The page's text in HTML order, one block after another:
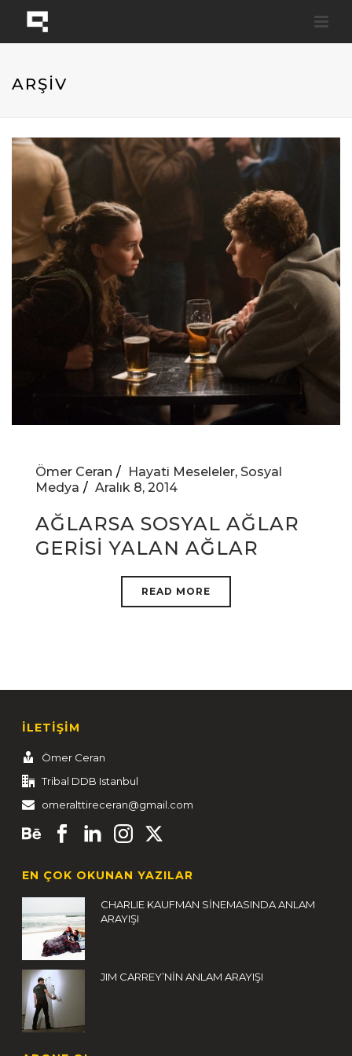
ARŞİV
Ömer Ceran Hayati Meseleler, Sosyal
Medya
Aralık 8, 2014
AĞLARSA SOSYAL AĞLAR
GERİSİ YALAN AĞLAR
READ MORE
İLETİŞİM
Ömer Ceran
Tribal DDB Istanbul
omeralttireceran@gmail.com
EN ÇOK OKUNAN YAZILAR
CHARLIE KAUFMAN SİNEMASINDA ANLAM
ARAYIŞI
JIM CARREY’NİN ANLAM ARAYIŞI